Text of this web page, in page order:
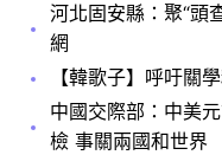
河北固安縣：聚“頭
網
【韓歌子】呼吁關
中國交際部：中美
檢 事關兩國和世界